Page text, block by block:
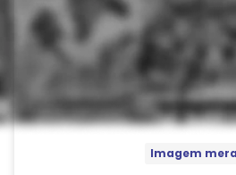
Imagem